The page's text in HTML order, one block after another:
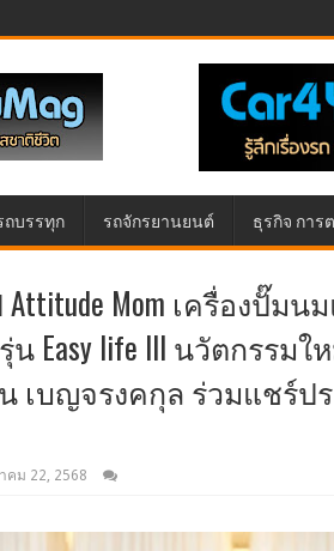
ถบรรทุก รถจักรยานยนต์ ธุรกิจ การ
Mom เครื่องปั๊ม
Easy life III นวัตกรรม
เบญจรงคกุล ร่วมแชร์ป
คม 22, 2568